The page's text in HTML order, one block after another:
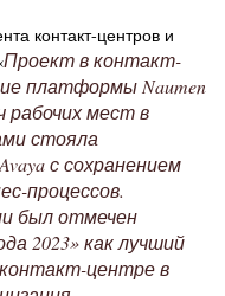
контакт-центров и
Проект в контакт-
платформы Naumen
мест в
стояла
с сохранением
процессов.
был отмечен
2023» как лучший
центре в